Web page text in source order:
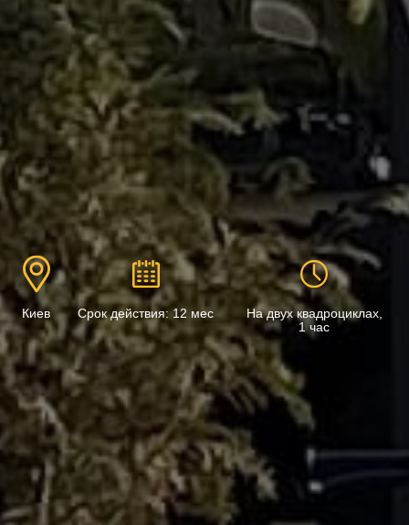
Киев Срок действия: 12 мес
На двух квадроциклах,
1 час